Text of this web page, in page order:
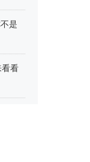
是
看看